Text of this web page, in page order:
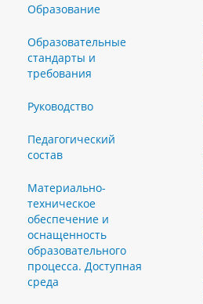
Образование
Образовательные
стандарты и
требования
Руководство
Педагогический
состав
Материально-
техническое
обеспечение и
оснащенность
образовательного
процесса. Доступная
среда